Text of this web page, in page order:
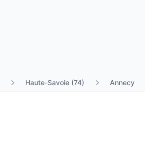
Haute-Savoie (74) Annecy